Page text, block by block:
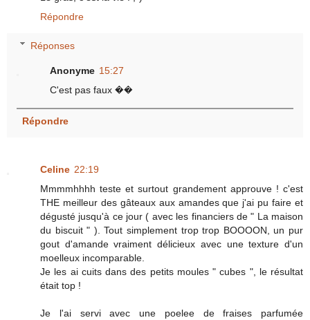
Répondre
Réponses
Anonyme 15:27
C'est pas faux ��
Répondre
Celine 22:19
Mmmmhhhh teste et surtout grandement approuve ! c'est
THE meilleur des gâteaux aux amandes que j'ai pu faire et
dégusté jusqu'à ce jour ( avec les financiers de " La maison
du biscuit " ). Tout simplement trop trop BOOOON, un pur
gout d'amande vraiment délicieux avec une texture d'un
moelleux incomparable.
Je les ai cuits dans des petits moules " cubes ", le résultat
était top !
Je l'ai servi avec une poelee de fraises parfumée